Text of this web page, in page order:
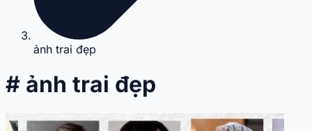
ảnh trai đẹp
# ảnh trai đẹp